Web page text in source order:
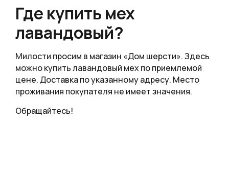
Где купить мех
лавандовый?
Милости просим в магазин «Дом шерсти». Здесь
можно купить лавандовый мех по приемлемой
цене. Доставка по указанному адресу. Место
проживания покупателя не имеет значения.
Обращайтесь!